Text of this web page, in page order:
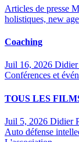
Articles de presse
holistiques, new age
Coaching
Juil 16, 2026 Didier
Conférences et
TOUS LES
Juil 5, 2026 Didier
Auto défense